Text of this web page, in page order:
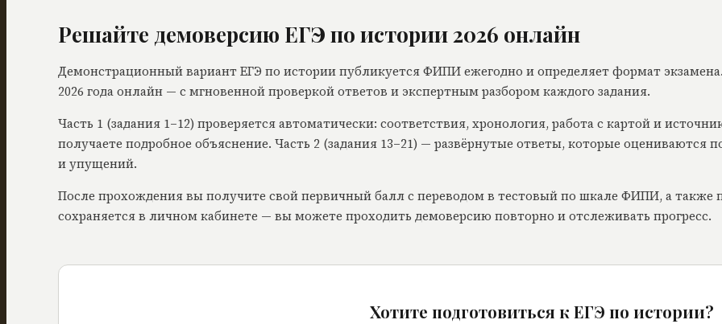
Решайте демоверсию ЕГЭ по истории 2026 онлайн
Демонстрационный вариант ЕГЭ по истории публикуется ФИПИ ежегодно и определяет формат
2026 года онлайн — с мгновенной проверкой ответов и экспертным разбором каждого задания.
Часть 1 (задания 1–12) проверяется автоматически: соответствия, хронология, работа с картой и
получаете подробное объяснение. Часть 2 (задания 13–21) — развёрнутые ответы, которые
и упущений.
После прохождения вы получите свой первичный балл с переводом в тестовый по шкале ФИПИ, а также
сохраняется в личном кабинете — вы можете проходить демоверсию повторно и отслеживать прогресс.
Хотите подготовиться к ЕГЭ по истории?